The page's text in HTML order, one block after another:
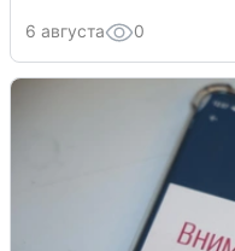
6 августа 0